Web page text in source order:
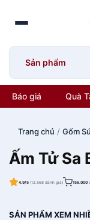
o
Sản phẩm
Báo giá Quà
Trang chủ / Gốm
Ấm Tử Sa
4.9/5 (12.568 đánh giá) 156.000
SẢN PHẨM XEM